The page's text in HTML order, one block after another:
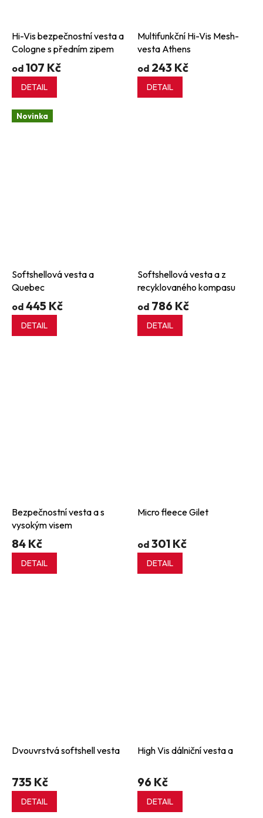
Hi-Vis bezpečnostní vesta a
Cologne s předním zipem
od 107 Kč
DETAIL
Multifunkční Hi-Vis Mesh-
vesta Athens
od 243 Kč
DETAIL
Novinka
Softshellová vesta a
Quebec
od 445 Kč
DETAIL
Softshellová vesta a z
recyklovaného kompasu
od 786 Kč
DETAIL
Bezpečnostní vesta a s
vysokým visem
84 Kč
DETAIL
Micro fleece Gilet
od 301 Kč
DETAIL
Dvouvrstvá softshell vesta
735 Kč
DETAIL
High Vis dálniční vesta a
96 Kč
DETAIL